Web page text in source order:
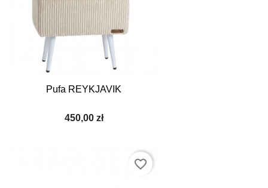
Pufa REYKJAVIK
450,00 zł
favorite_border